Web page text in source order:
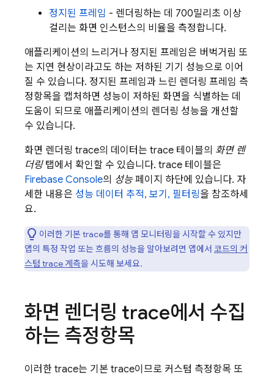
정지된 프레임 - 렌더링하는 데 700밀리초 이상
걸리는 화면 인스턴스의 비율을 측정합니다.
애플리케이션의 느리거나 정지된 프레임은 버벅거림 또
는 지연 현상이라고도 하는 저하된 기기 성능으로 이어
질 수 있습니다. 정지된 프레임과 느린 렌더링 프레임 측
정항목을 캡처하면 성능이 저하된 화면을 식별하는 데
도움이 되므로 애플리케이션의 렌더링 성능을 개선할
수 있습니다.
화면 렌더링 trace의 데이터는 trace 테이블의 화면 렌
더링탭에서 확인할 수 있습니다. trace 테이블은
Firebase Console의 성능페이지 하단에 있습니다. 자
세한 내용은 성능 데이터 추적, 보기, 필터링을 참조하세
요.
이러한 기본 trace를 통해 앱 모니터링을 시작할 수 있지만
앱의 특정 작업 또는 흐름의 성능을 알아보려면 앱에서 코드의 커
스텀 trace 계측을 시도해 보세요.
화면 렌더링 trace에서 수집
하는 측정항목
이러한 trace는 기본 trace이므로 커스텀 측정항목 또